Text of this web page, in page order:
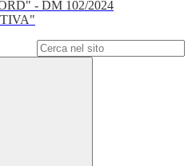
- DM 102/2024